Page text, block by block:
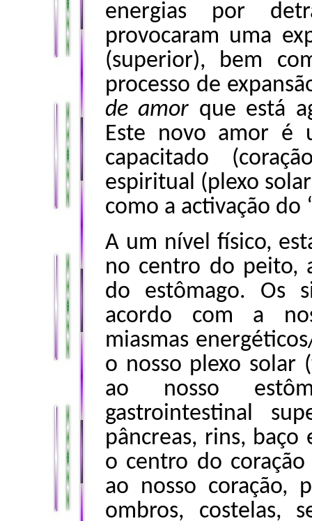
energias por
provocaram uma
(superior), bem
processo de
de amor que está
Este novo amor é
capacitado
espiritual (plexo
como a activação do
A um nível físico,
no centro do peito,
do estômago. Os
acordo com a
miasmas
o nosso plexo solar
ao nosso
gastrointestinal
pâncreas, rins, baço
o centro do
ao nosso coração,
ombros, costelas,